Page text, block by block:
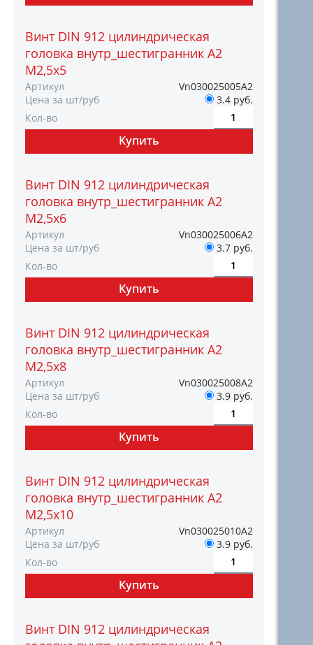
Винт DIN 912 цилиндрическая
головка внутр_шестигранник A2
М2,5х5
Артикул
Vn030025005А2
Цена за шт/руб
3.4 руб.
Кол-во
Винт DIN 912 цилиндрическая
головка внутр_шестигранник A2
М2,5х6
Артикул
Vn030025006А2
Цена за шт/руб
3.7 руб.
Кол-во
Винт DIN 912 цилиндрическая
головка внутр_шестигранник A2
М2,5х8
Артикул
Vn030025008А2
Цена за шт/руб
3.9 руб.
Кол-во
Винт DIN 912 цилиндрическая
головка внутр_шестигранник A2
М2,5х10
Артикул
Vn030025010А2
Цена за шт/руб
3.9 руб.
Кол-во
Винт DIN 912 цилиндрическая